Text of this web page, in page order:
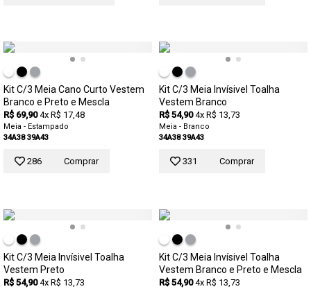
Kit C/3 Meia Cano Curto Vestem
Branco e Preto e Mescla
R$ 69,90 4x R$ 17,48
Meia - Estampado
34A38 39A43
286 Comprar
Kit C/3 Meia Invísivel Toalha
Vestem Branco
R$ 54,90 4x R$ 13,73
Meia - Branco
34A38 39A43
331 Comprar
Kit C/3 Meia Invísivel Toalha
Vestem Preto
R$ 54,90 4x R$ 13,73
Kit C/3 Meia Invísivel Toalha
Vestem Branco e Preto e Mescla
R$ 54,90 4x R$ 13,73